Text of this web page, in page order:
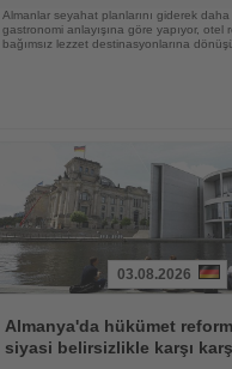
Almanlar seyahat planlarını giderek
gastronomi anlayışına göre yapıyor, otel
bağımsız lezzet destinasyonlarına
Oku
03.08.2026
Almanya'da hükümet reform
siyasi belirsizlikle karşı